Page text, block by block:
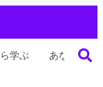
学ぶ あなたの生